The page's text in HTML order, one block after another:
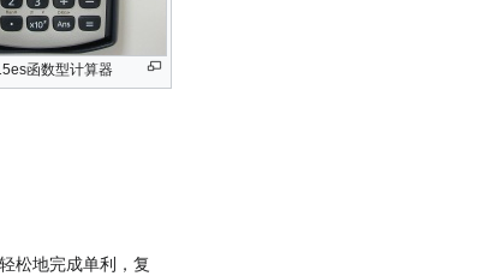
函数型计算器
松地完成单利，复